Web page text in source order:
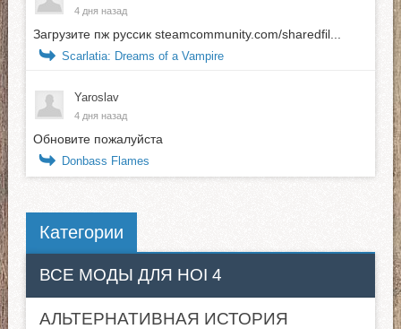
4 дня назад
Загрузите пж руссик steamcommunity.com/sharedfil...
Scarlatia: Dreams of a Vampire
Yaroslav
4 дня назад
Обновите пожалуйста
Donbass Flames
Категории
ВСЕ МОДЫ ДЛЯ HOI 4
АЛЬТЕРНАТИВНАЯ ИСТОРИЯ